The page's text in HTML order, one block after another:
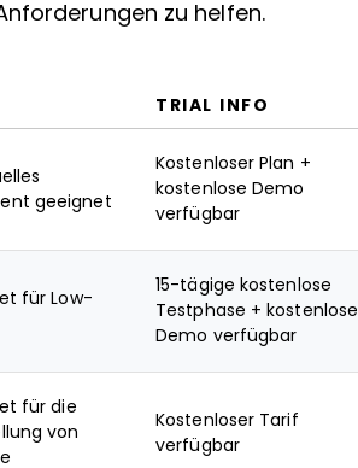
zu helfen.
TRIAL INFO
geeignet
Kostenloser Plan +
kostenlose Demo
verfügbar
für Low-
15-tägige kostenlose
Testphase + kostenlose
Demo verfügbar
für die
von
Kostenloser Tarif
verfügbar